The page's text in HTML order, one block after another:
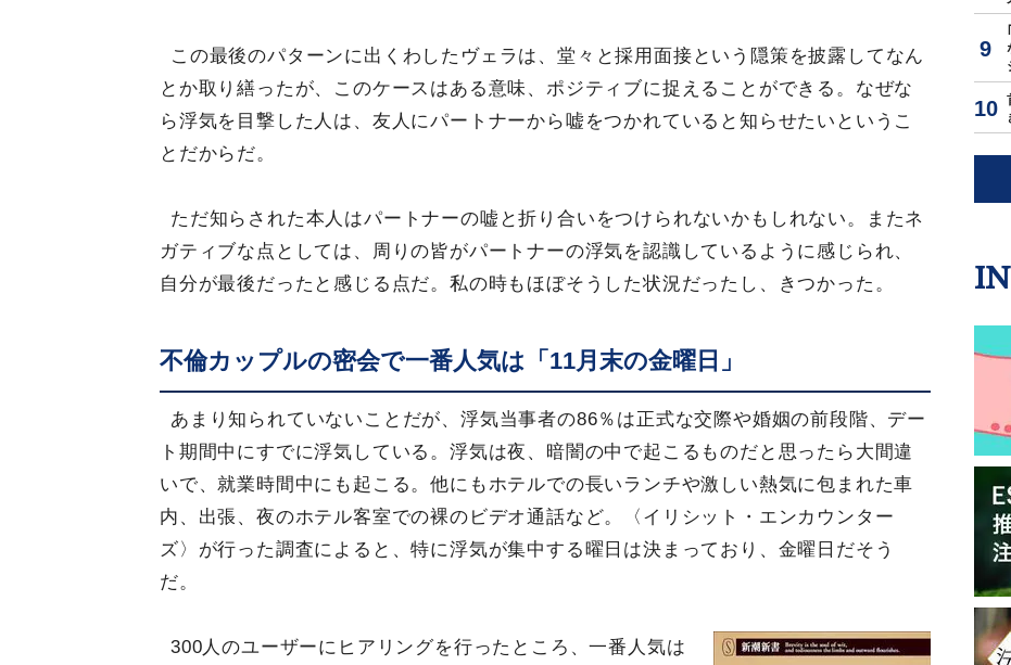
この最後のパターンに出くわしたヴェラは、堂々と採用面接という隠策を披露してなん
とか取り繕ったが、このケースはある意味、ポジティブに捉えることができる。なぜな
ら浮気を目撃した人は、友人にパートナーから嘘をつかれていると知らせたいというこ
とだからだ。
ただ知らされた本人はパートナーの嘘と折り合いをつけられないかもしれない。またネ
ガティブな点としては、周りの皆がパートナーの浮気を認識しているように感じられ、
自分が最後だったと感じる点だ。私の時もほぼそうした状況だったし、きつかった。
不倫カップルの密会で一番人気は「11月末の金曜日」
あまり知られていないことだが、浮気当事者の86％は正式な交際や婚姻の前段階、デー
ト期間中にすでに浮気している。浮気は夜、暗闇の中で起こるものだと思ったら大間違
いで、就業時間中にも起こる。他にもホテルでの長いランチや激しい熱気に包まれた車
内、出張、夜のホテル客室での裸のビデオ通話など。〈イリシット・エンカウンター
ズ〉が行った調査によると、特に浮気が集中する曜日は決まっており、金曜日だそう
だ。
300人のユーザーにヒアリングを行ったところ、一番人気は